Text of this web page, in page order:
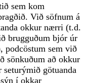
sem kom
Við söfnum á
okkur nærri (t.d.
brugguðum bjór úr
podcöstum sem við
sönkuðum að okkur
götuanda
í okkar